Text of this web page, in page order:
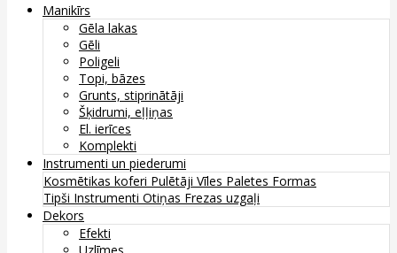
Manikīrs
Gēla lakas
Gēli
Poligeli
Topi, bāzes
Grunts, stiprinātāji
Šķidrumi, eļļiņas
El. ierīces
Komplekti
Instrumenti un piederumi
Kosmētikas koferi Pulētāji Vīles Paletes Formas
Tipši Instrumenti Otiņas Frezas uzgaļi
Dekors
Efekti
Uzlīmes